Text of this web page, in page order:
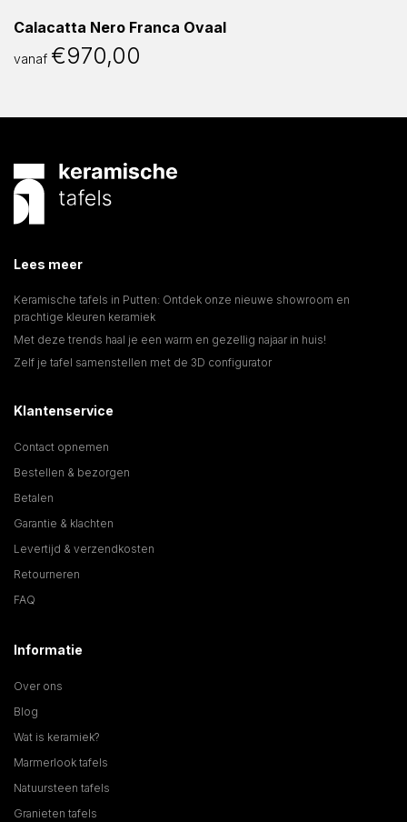
Calacatta Nero Franca Ovaal
vanaf €970,00
Lees meer
Keramische tafels in Putten: Ontdek onze nieuwe showroom en
prachtige kleuren keramiek
Met deze trends haal je een warm en gezellig najaar in huis!
Zelf je tafel samenstellen met de 3D configurator
Klantenservice
Contact opnemen
Bestellen & bezorgen
Betalen
Garantie & klachten
Levertijd & verzendkosten
Retourneren
FAQ
Informatie
Over ons
Blog
Wat is keramiek?
Marmerlook tafels
Natuursteen tafels
Granieten tafels